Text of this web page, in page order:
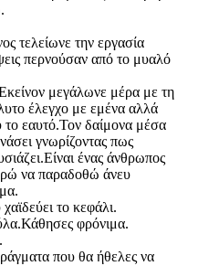
τελείωνε την εργασία
περνούσαν από το μυαλό
μεγάλωνε μέρα με τη
έλεγχο με εμένα αλλά
το εαυτό.Τον δαίμονα μέσα
γνωρίζοντας πως
ένας άνθρωπος
να παραδοθώ άνευ
το κεφάλι.
φρόνιμα.
που θα ήθελες να